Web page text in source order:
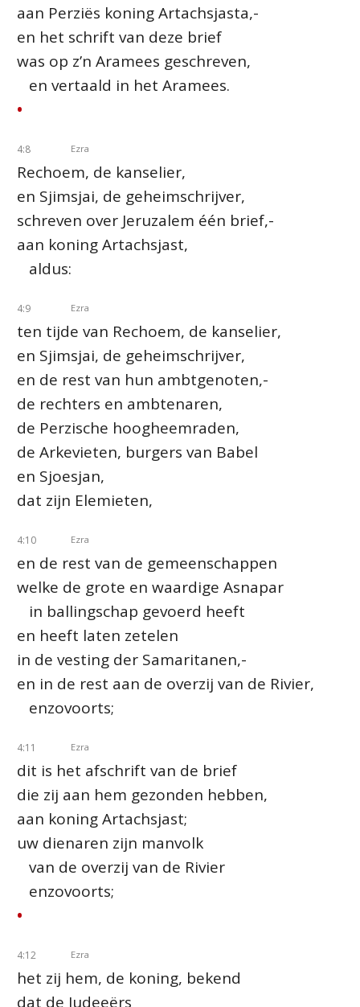
aan Perziës koning Artachsjasta,-
en het schrift van deze brief
was op z’n Aramees geschreven,
en vertaald in het Aramees.
•
4:8 Ezra
Rechoem, de kanselier,
en Sjimsjai, de geheimschrijver,
schreven over Jeruzalem één brief,-
aan koning Artachsjast,
aldus:
4:9 Ezra
ten tijde van Rechoem, de kanselier,
en Sjimsjai, de geheimschrijver,
en de rest van hun ambtgenoten,-
de rechters en ambtenaren,
de Perzische hoogheemraden,
de Arkevieten, burgers van Babel
en Sjoesjan,
dat zijn Elemieten,
4:10 Ezra
en de rest van de gemeenschappen
welke de grote en waardige Asnapar
in ballingschap gevoerd heeft
en heeft laten zetelen
in de vesting der Samaritanen,-
en in de rest aan de overzij van de Rivier,
enzovoorts;
4:11 Ezra
dit is het afschrift van de brief
die zij aan hem gezonden hebben,
aan koning Artachsjast;
uw dienaren zijn manvolk
van de overzij van de Rivier
enzovoorts;
•
4:12 Ezra
het zij hem, de koning, bekend
dat de Judeeërs